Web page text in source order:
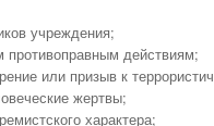
учреждения;
действиям;
или призыв к
жертвы;
характера;